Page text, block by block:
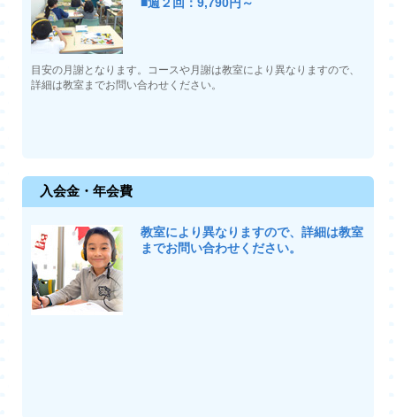
■週２回：9,790円～
目安の月謝となります。コースや月謝は教室により異なりますので、
詳細は教室までお問い合わせください。
入会金・年会費
教室により異なりますので、詳細は教室
までお問い合わせください。